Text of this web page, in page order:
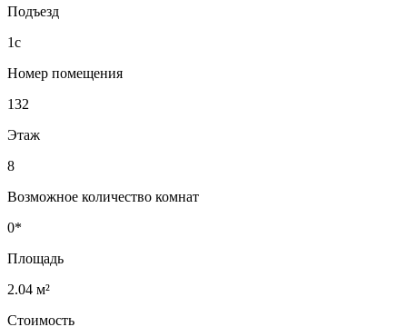
Подъезд
1с
Номер помещения
132
Этаж
8
Возможное количество комнат
0*
Площадь
2.04 м²
Стоимость